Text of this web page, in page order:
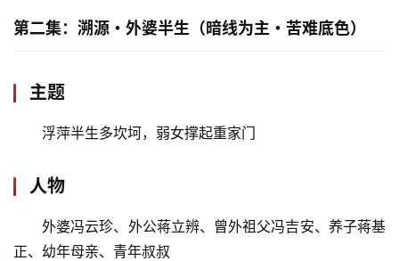
第二集：溯源・外婆半生（暗线为主・苦难底色）
主题
浮萍半生多坎坷，弱女撑起重家门
人物
外婆冯云珍、外公蒋立辨、曾外祖父冯吉安、养子蒋基
正、幼年母亲、青年叔叔